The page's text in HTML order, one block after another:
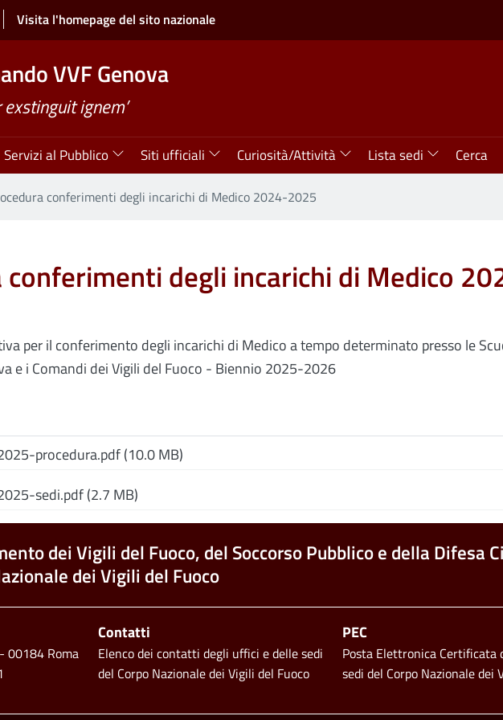
Visita l'homepage del sito nazionale
VVF Genova
exstinguit ignem’
Servizi al Pubblico Siti ufficiali Curiosità/Attività Lista sedi Cerca
conferimenti degli incarichi di Medico 2024-2025
conferimenti degli incarichi di Medico
per il conferimento degli incarichi di Medico a tempo determinato presso le
e i Comandi dei Vigili del Fuoco - Biennio 2025-2026
procedura.pdf (10.0 MB)
sedi.pdf (2.7 MB)
dei Vigili del Fuoco, del Soccorso Pubblico e della Difesa
dei Vigili del Fuoco
00184 Roma
Contatti
Elenco dei contatti degli uffici e delle sedi
del Corpo Nazionale dei Vigili del Fuoco
PEC
Posta Elettronica Certificata
sedi del Corpo Nazionale dei